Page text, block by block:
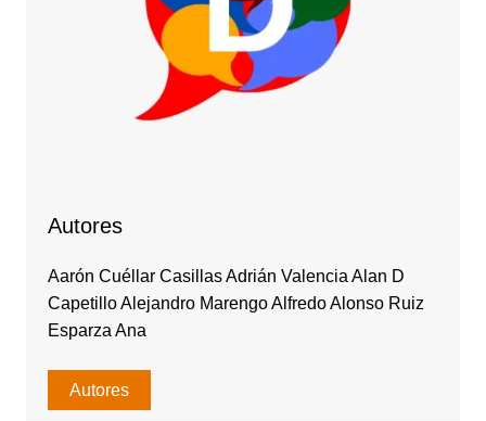
Autores
Aarón Cuéllar Casillas Adrián Valencia Alan D
Capetillo Alejandro Marengo Alfredo Alonso Ruiz
Esparza Ana
Autores